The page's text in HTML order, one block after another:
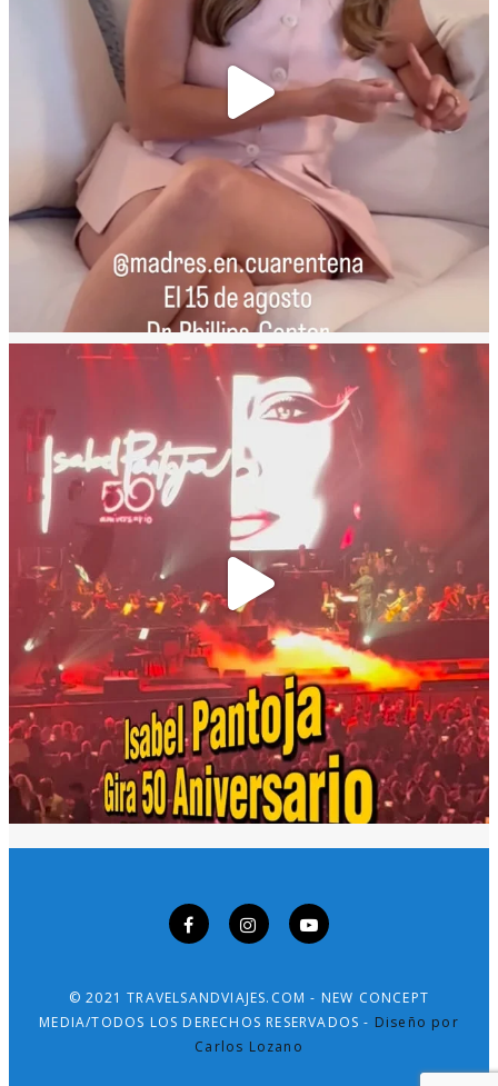
© 2021 TRAVELSANDVIAJES.COM - NEW CONCEPT
MEDIA/TODOS LOS DERECHOS RESERVADOS - Diseño por
Carlos Lozano